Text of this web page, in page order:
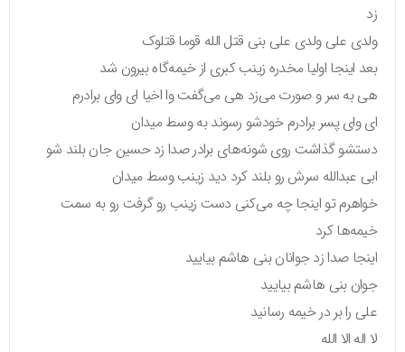
ولدی علی ولدی علی بنی قتل الله قوما قتلوک
بعد اینجا اولیا مخدره زینب کبری از خیمه‌گاه بیرون شد
هی به سر و صورت می‌زد هی می‌گفت وا اخیا ای وای برادرم
ای وای پسر برادرم خودشو رسوند به وسط میدان
دستشو گذاشت روی شونه‌های برادر صدا زد حسین جان بلند شو
ابی عبدالله سرش رو بلند کرد دید زینب وسط میدان
خواهرم تو اینجا چه می‌کنی دست زینب رو گرفت رو به سمت
خیمه‌ها کرد
اینجا صدا زد جوانان بنی هاشم بیایید
جوان بنی هاشم بیایید
علی را بر در خیمه رسانید
لا اله الا الله